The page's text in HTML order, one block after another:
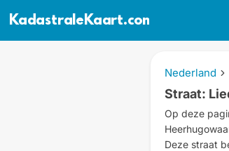
KadastraleKaart.com
Nederland
Straat:
Op deze
Deze straat